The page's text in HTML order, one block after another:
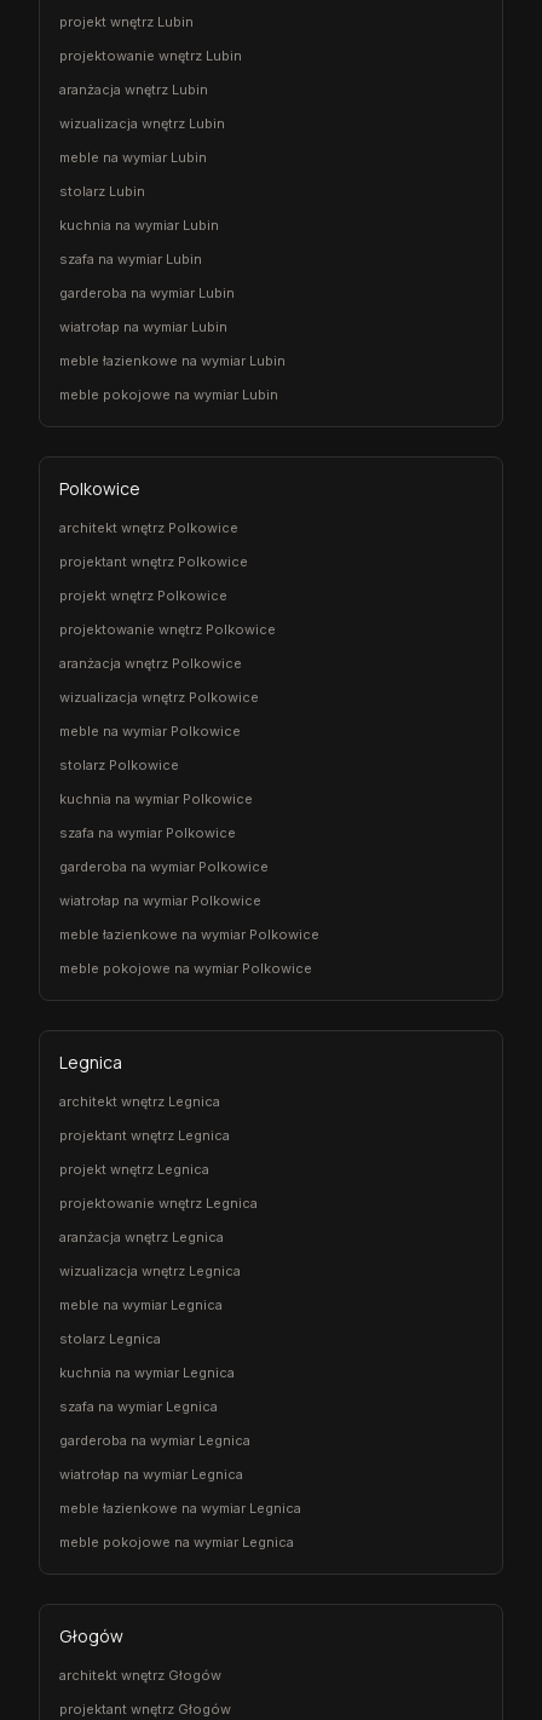
projekt wnętrz Lubin
projektowanie wnętrz Lubin
aranżacja wnętrz Lubin
wizualizacja wnętrz Lubin
meble na wymiar Lubin
stolarz Lubin
kuchnia na wymiar Lubin
szafa na wymiar Lubin
garderoba na wymiar Lubin
wiatrołap na wymiar Lubin
meble łazienkowe na wymiar Lubin
meble pokojowe na wymiar Lubin
Polkowice
architekt wnętrz Polkowice
projektant wnętrz Polkowice
projekt wnętrz Polkowice
projektowanie wnętrz Polkowice
aranżacja wnętrz Polkowice
wizualizacja wnętrz Polkowice
meble na wymiar Polkowice
stolarz Polkowice
kuchnia na wymiar Polkowice
szafa na wymiar Polkowice
garderoba na wymiar Polkowice
wiatrołap na wymiar Polkowice
meble łazienkowe na wymiar Polkowice
meble pokojowe na wymiar Polkowice
Legnica
architekt wnętrz Legnica
projektant wnętrz Legnica
projekt wnętrz Legnica
projektowanie wnętrz Legnica
aranżacja wnętrz Legnica
wizualizacja wnętrz Legnica
meble na wymiar Legnica
stolarz Legnica
kuchnia na wymiar Legnica
szafa na wymiar Legnica
garderoba na wymiar Legnica
wiatrołap na wymiar Legnica
meble łazienkowe na wymiar Legnica
meble pokojowe na wymiar Legnica
Głogów
architekt wnętrz Głogów
projektant wnętrz Głogów